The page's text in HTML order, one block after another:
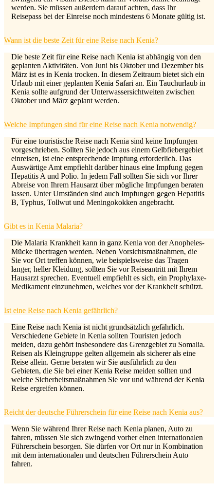
werden. Sie müssen außerdem darauf achten, dass Ihr
Reisepass bei der Einreise noch mindestens 6 Monate gültig ist.
Wann ist die beste Zeit für eine Reise nach Kenia?
Die beste Zeit für eine Reise nach Kenia ist abhängig von den
geplanten Aktivitäten. Von Juni bis Oktober und Dezember bis
März ist es in Kenia trocken. In diesem Zeitraum bietet sich ein
Urlaub mit einer geplanten Kenia Safari an. Ein Tauchurlaub in
Kenia sollte aufgrund der Unterwassersichtweiten zwischen
Oktober und März geplant werden.
Welche Impfungen sind für eine Reise nach Kenia notwendig?
Für eine touristische Reise nach Kenia sind keine Impfungen
vorgeschrieben. Sollten Sie jedoch aus einem Gelbfiebergebiet
einreisen, ist eine entsprechende Impfung erforderlich. Das
Auswärtige Amt empfiehlt darüber hinaus eine Impfung gegen
Hepatitis A und Polio. In jedem Fall sollten Sie sich vor Ihrer
Abreise von Ihrem Hausarzt über mögliche Impfungen beraten
lassen. Unter Umständen sind auch Impfungen gegen Hepatitis
B, Typhus, Tollwut und Meningokokken angebracht.
Gibt es in Kenia Malaria?
Die Malaria Krankheit kann in ganz Kenia von der Anopheles-
Mücke übertragen werden. Neben Vorsichtsmaßnahmen, die
Sie vor Ort treffen können, wie beispielsweise das Tragen
langer, heller Kleidung, sollten Sie vor Reiseantritt mit Ihrem
Hausarzt sprechen. Eventuell empfiehlt es sich, ein Prophylaxe-
Medikament einzunehmen, welches vor der Krankheit schützt.
Ist eine Reise nach Kenia gefährlich?
Eine Reise nach Kenia ist nicht grundsätzlich gefährlich.
Verschiedene Gebiete in Kenia sollten Touristen jedoch
meiden, dazu gehört insbesondere das Grenzgebiet zu Somalia.
Reisen als Kleingruppe gelten allgemein als sicherer als eine
Reise allein. Gerne beraten wir Sie ausführlich zu den
Gebieten, die Sie bei einer Kenia Reise meiden sollten und
welche Sicherheitsmaßnahmen Sie vor und während der Kenia
Reise ergreifen können.
Reicht der deutsche Führerschein für eine Reise nach Kenia aus?
Wenn Sie während Ihrer Reise nach Kenia planen, Auto zu
fahren, müssen Sie sich zwingend vorher einen internationalen
Führerschein besorgen. Sie dürfen vor Ort nur in Kombination
mit dem internationalen und deutschen Führerschein Auto
fahren.
Kundenbewertungen und Erfahrungen zu